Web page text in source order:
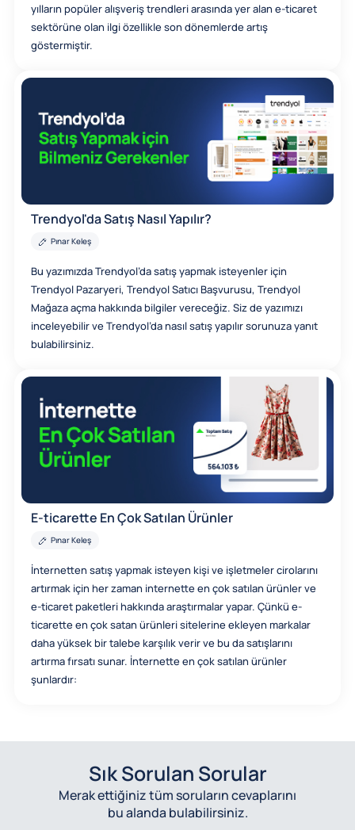
yılların popüler alışveriş trendleri arasında yer alan e-ticaret
sektörüne olan ilgi özellikle son dönemlerde artış
göstermiştir.
Trendyol'da Satış Nasıl Yapılır?
Pınar Keleş
Bu yazımızda Trendyol’da satış yapmak isteyenler için
Trendyol Pazaryeri, Trendyol Satıcı Başvurusu, Trendyol
Mağaza açma hakkında bilgiler vereceğiz. Siz de yazımızı
inceleyebilir ve Trendyol’da nasıl satış yapılır sorunuza yanıt
bulabilirsiniz.
E-ticarette En Çok Satılan Ürünler
Pınar Keleş
İnternetten satış yapmak isteyen kişi ve işletmeler cirolarını
artırmak için her zaman internette en çok satılan ürünler ve
e-ticaret paketleri hakkında araştırmalar yapar. Çünkü e-
ticarette en çok satan ürünleri sitelerine ekleyen markalar
daha yüksek bir talebe karşılık verir ve bu da satışlarını
artırma fırsatı sunar. İnternette en çok satılan ürünler
şunlardır:
Sık Sorulan Sorular
Merak ettiğiniz tüm soruların cevaplarını
bu alanda bulabilirsiniz.